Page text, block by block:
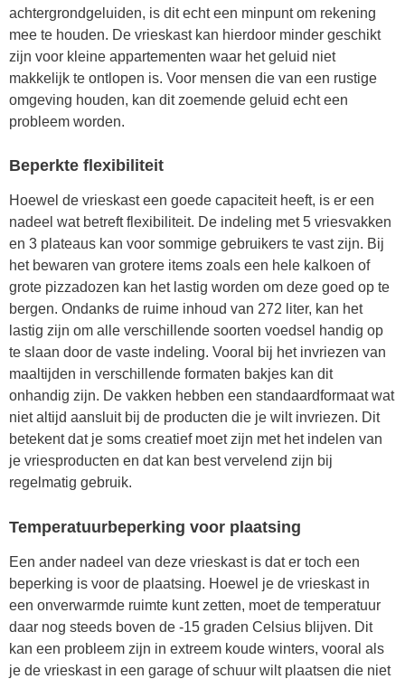
achtergrondgeluiden, is dit echt een minpunt om rekening
mee te houden. De vrieskast kan hierdoor minder geschikt
zijn voor kleine appartementen waar het geluid niet
makkelijk te ontlopen is. Voor mensen die van een rustige
omgeving houden, kan dit zoemende geluid echt een
probleem worden.
Beperkte flexibiliteit
Hoewel de vrieskast een goede capaciteit heeft, is er een
nadeel wat betreft flexibiliteit. De indeling met 5 vriesvakken
en 3 plateaus kan voor sommige gebruikers te vast zijn. Bij
het bewaren van grotere items zoals een hele kalkoen of
grote pizzadozen kan het lastig worden om deze goed op te
bergen. Ondanks de ruime inhoud van 272 liter, kan het
lastig zijn om alle verschillende soorten voedsel handig op
te slaan door de vaste indeling. Vooral bij het invriezen van
maaltijden in verschillende formaten bakjes kan dit
onhandig zijn. De vakken hebben een standaardformaat wat
niet altijd aansluit bij de producten die je wilt invriezen. Dit
betekent dat je soms creatief moet zijn met het indelen van
je vriesproducten en dat kan best vervelend zijn bij
regelmatig gebruik.
Temperatuurbeperking voor plaatsing
Een ander nadeel van deze vrieskast is dat er toch een
beperking is voor de plaatsing. Hoewel je de vrieskast in
een onverwarmde ruimte kunt zetten, moet de temperatuur
daar nog steeds boven de -15 graden Celsius blijven. Dit
kan een probleem zijn in extreem koude winters, vooral als
je de vrieskast in een garage of schuur wilt plaatsen die niet